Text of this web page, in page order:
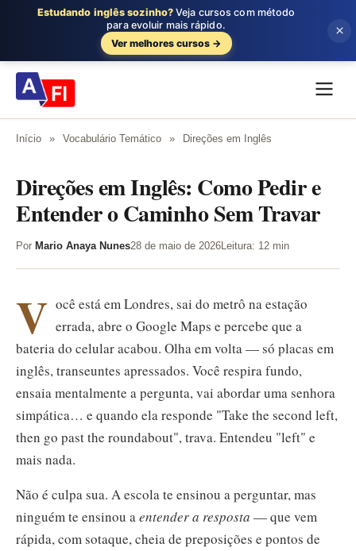
Início » Vocabulário Temático » Direções em Inglês
Direções em Inglês: Como Pedir e
Entender o Caminho Sem Travar
Por Mario Anaya Nunes28 de maio de 2026Leitura: 12 min
V ocê está em Londres, sai do metrô na estação
errada, abre o Google Maps e percebe que a
bateria do celular acabou. Olha em volta — só placas em
inglês, transeuntes apressados. Você respira fundo,
ensaia mentalmente a pergunta, vai abordar uma senhora
simpática… e quando ela responde "Take the second left,
then go past the roundabout", trava. Entendeu "left" e
mais nada.
Não é culpa sua. A escola te ensinou a perguntar, mas
ninguém te ensinou aentender a resposta — que vem
rápida, com sotaque, cheia de preposições e pontos de
Estudando inglês sozinho? Veja cursos com método
para evoluir mais rápido.
Ver melhores cursos →
×